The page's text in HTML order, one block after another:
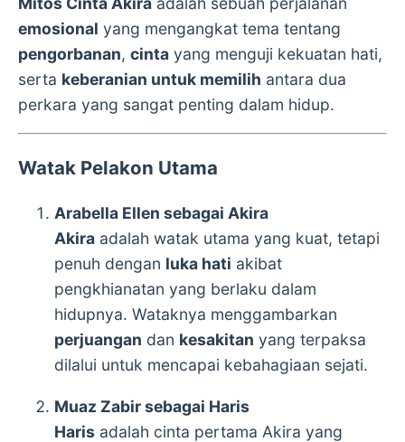
emosional yang mengangkat tema tentang
pengorbanan, cinta yang menguji kekuatan hati,
serta keberanian untuk memilih antara dua
perkara yang sangat penting dalam hidup.
Watak Pelakon Utama
Arabella Ellen sebagai Akira
Akira adalah watak utama yang kuat, tetapi
penuh dengan luka hati akibat
pengkhianatan yang berlaku dalam
hidupnya. Wataknya menggambarkan
perjuangan dan kesakitan yang terpaksa
dilalui untuk mencapai kebahagiaan sejati.
Muaz Zabir sebagai Haris
Haris adalah cinta pertama Akira yang